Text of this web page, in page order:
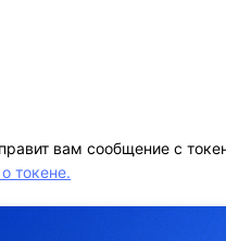
вам сообщение с
токене.